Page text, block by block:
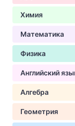
Химия
Математика
Физика
Английский
Алгебра
Геометрия